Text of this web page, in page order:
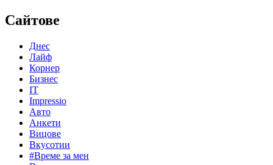
Сайтове
Днес
Лайф
Корнер
Бизнес
IT
Impressio
Авто
Анкети
Вицове
Вкусотии
#Време за мен